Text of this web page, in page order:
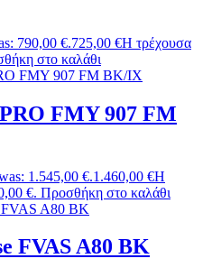
790,00 €.725,00 €Η τρέχουσα
στο καλάθι
FMY 907 FM
1.545,00 €.1.460,00 €Η
€. Προσθήκη στο καλάθι
FVAS A80 BK